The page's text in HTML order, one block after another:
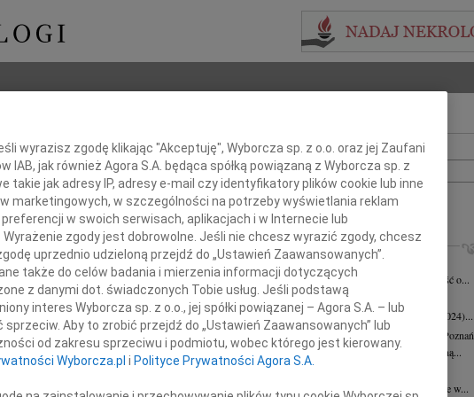
Imię i nazwisko lub numer ogłoszenia:
+ szukanie zaawansowane
INNE NEKROLOGI
Elżbieta Fikus 05.08.2026Poznań
Z głębokim smutkiem przyjęliśmy wiadomość o...
Alina Augustynowicz
Alina Augustynowicz z domu Hinz (1979-2024)...
Małgorzata Oleśkowicz-Popiel
Poznań
Z głębokim smutkiem żegnamy naszą wybitną...
Witold Szulc
Z głębokim żalem przyjęliśmy wiadomość, że w...
wyrazisz zgodę klikając "Akceptuję", Wyborcza sp. z o.o. oraz jej Zaufani
IAB, jak również Agora S.A. będąca spółką powiązaną z Wyborcza sp. z
takie jak adresy IP, adresy e-mail czy identyfikatory plików cookie lub inne
marketingowych, w szczególności na potrzeby wyświetlania reklam
w swoich serwisach, aplikacjach i w Internecie lub
zgody jest dobrowolne. Jeśli nie chcesz wyrazić zgody, chcesz
uprzednio udzieloną przejdź do „Ustawień Zaawansowanych”.
także do celów badania i mierzenia informacji dotyczących
z danymi dot. świadczonych Tobie usług. Jeśli podstawą
interes Wyborcza sp. z o.o., jej spółki powiązanej – Agora S.A. – lub
Aby to zrobić przejdź do „Ustawień Zaawansowanych” lub
od zakresu sprzeciwu i podmiotu, wobec którego jest kierowany.
Wyborcza.pl i Polityce Prywatności Agora S.A.